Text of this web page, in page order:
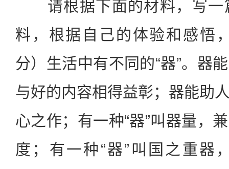
请根据下面的材料，写一
料，根据自己的体验和感悟
分）生活中有不同的“器”。器
与好的内容相得益彰；器能助
心之作；有一种“器”叫器量，
度；有一种“器”叫国之重器